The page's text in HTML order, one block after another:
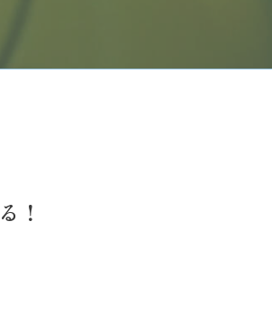
！